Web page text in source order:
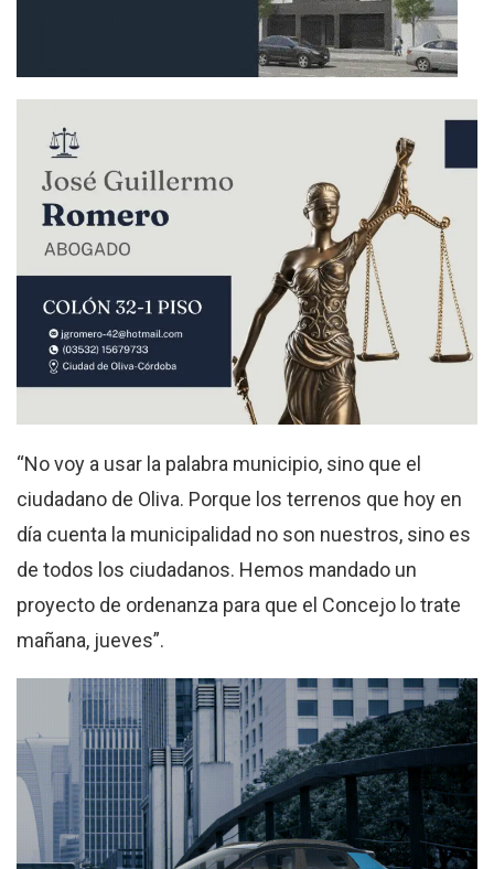
“No voy a usar la palabra municipio, sino que el
ciudadano de Oliva. Porque los terrenos que hoy en
día cuenta la municipalidad no son nuestros, sino es
de todos los ciudadanos. Hemos mandado un
proyecto de ordenanza para que el Concejo lo trate
mañana, jueves”.